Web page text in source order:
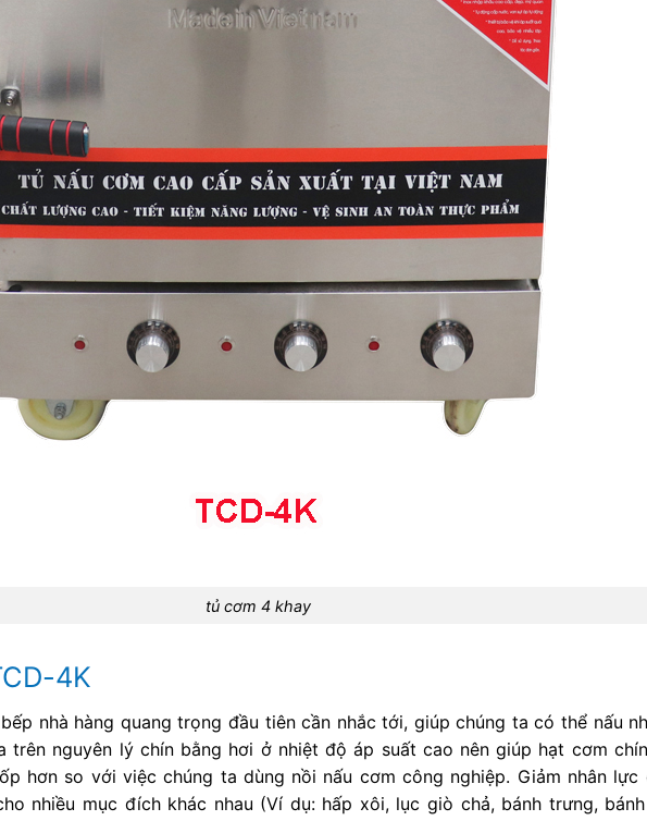
tủ cơm 4 khay
4K
nhà hàng quang trọng đầu tiên cần nhắc tới, giúp chúng ta có thể nấu
trên nguyên lý chín bằng hơi ở nhiệt độ áp suất cao nên giúp hạt cơm
hơn so với việc chúng ta dùng nồi nấu cơm công nghiệp. Giảm nhân lực
nhiều mục đích khác nhau (Ví dụ: hấp xôi, lục giò chả, bánh trưng,